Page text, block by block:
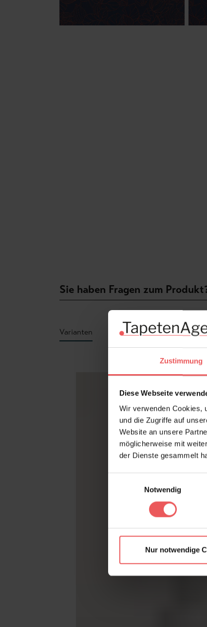
Zustimmung
Diese Webseite
Wir verwenden Cookies,
und die Zugriffe auf
Website an unsere
möglicherweise mit
der Dienste gesammelt
Notwendig
Nur notwendige
Sie haben Fragen zum
Varianten
Produktgalerie überspringen